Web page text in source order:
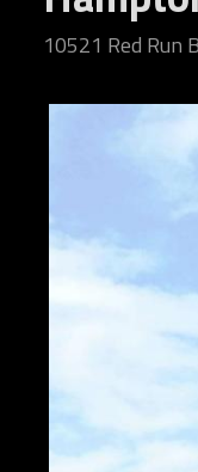
10521 Red Run